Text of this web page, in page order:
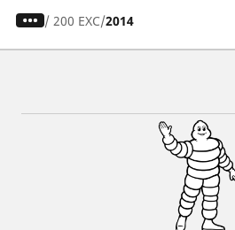
/ 200 EXC 2014